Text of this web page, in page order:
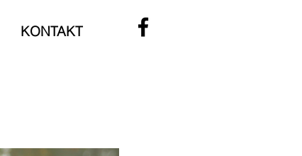
KONTAKT